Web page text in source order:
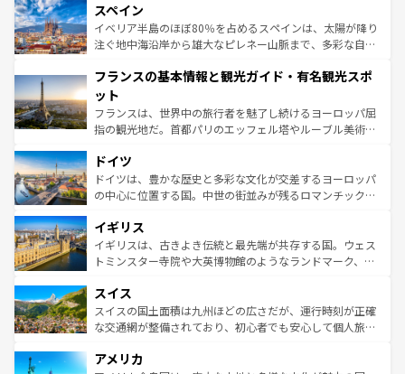
ろん、トスカーナの美しい田園風景やアマルフィ海岸の絶
景など、自然景観も見逃せない。観光の合間には、本場の
ピザやパスタなど、絶品のイタリア料理を堪能することも
ませてくれるイタリアで、忘れられない旅をしてみよう！
なお、新着のイタリア情報は
しい。
スペイン
イベリア半島のほぼ80％を占めるスペインは、太陽が降り
注ぐ地中海沿岸から雄大なピレネー山脈まで、多彩な自然
文化が根付くこの国では、情熱的なフラメンコ、熱気あふ
れる闘牛、そして美味しいタパスが生活の一部となってい
る。首都マドリードの洗練された雰囲気や、バルセロナの
アートに溢れた街角から、地方では古代ローマ遺跡や中世
せる。地方によって風土や気候が異なるスペインはその個
性で訪れる人を魅了する。 なお、新着のスペイン情報は コ
ンテンツ一覧を参照してほしい。
フランスの基本情報と観光ガイド・有名観光スポ
ット
フランスは、世界中の旅行者を魅了し続けるヨーロッパ屈
指の観光地だ。首都パリのエッフェル塔やルーブル美術館
で、幅広い魅力が詰まっている。華麗な宮殿、歴史的な大
聖堂、美しいビーチ、そして豊かな自然が、訪れる者を心
から魅了する。また、フランスは美食の国としても知ら
いる。シャンパンの発祥地であるランス、プロヴァンスの
香り高いラベンダー畑など、多彩な楽しみ方が可能だ。さ
らに、パリ以外の地域にも魅力が溢れており、どの街角に
れる地方に足を運ぶとそれぞれで全く異なる文化を体験で
きるだろう。 なお、新着のフランス情報はコンテンツ一覧
を参照してほしい。
ドイツ
ドイツは、豊かな歴史と多彩な文化が交差するヨーロッパ
の中心に位置する国。中世の街並みが残るロマンチック街
顔を持つこの国は、どこを歩いても飽きることがない。ベ
ルリンの文化的活気、バイエルン州のアルプスの絶景、そ
してライン川沿いのワイン畑といった風景は必見。ビール
は、お酒好きな人にはぜひ体験してほしい。 なお、新着の
ドイツ情報はコンテンツ一覧を参照してほしい。
イギリス
イギリスは、古きよき伝統と最先端が共存する国。ウェス
トミンスター寺院や大英博物館のようなランドマーク、歴
リアごとに異なる魅力がある。また、優雅なアフタヌーン
ティー、ビール好きにはたまらない英国パブ、サッカー観
戦など、本場だからこそできる体験も豊富。イギリスを旅
ンツ一覧を参照してほしい。
スイス
スイスの国土面積は九州ほどの広さだが、運行時刻が正確
な交通網が整備されており、初心者でも安心して個人旅行
の建物がそのまま残る町や、スイスならではのユニークな
アメリカ